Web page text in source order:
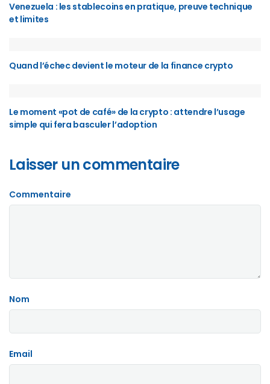
Venezuela : les stablecoins en pratique, preuve technique
et limites
Quand l’échec devient le moteur de la finance crypto
Le moment «pot de café» de la crypto : attendre l’usage
simple qui fera basculer l’adoption
Laisser un commentaire
Commentaire
Nom
Email